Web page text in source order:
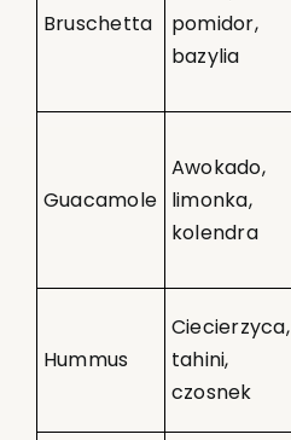
Bruschetta
pomidor,
bazylia
Guacamole
Awokado,
limonka,
kolendra
Hummus
Ciecierzyca,
tahini,
czosnek